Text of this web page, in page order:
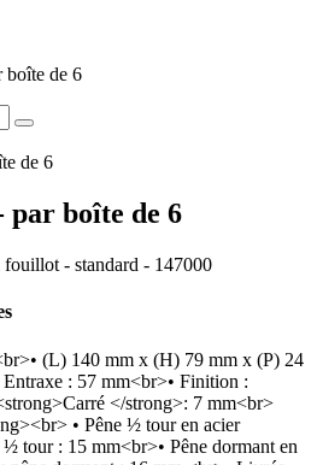
boîte de 6
par boîte de 6
fouillot - standard - 147000
(L) 140 mm x (H) 79 mm x (P) 24
: 57 mm<br>• Finition :
</strong>: 7 mm<br>
• Pêne ½ tour en acier
tour : 15 mm<br>• Pêne dormant en